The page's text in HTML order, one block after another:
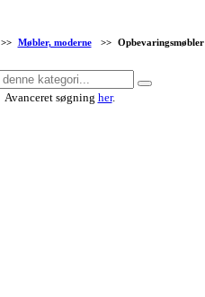
>> Møbler, moderne >> Opbevaringsmøbler
Avanceret søgning her.